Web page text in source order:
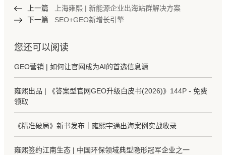
上一篇
上海雍熙 | 新能源企业出海站群解决方案
下一篇
SEO+GEO新增长引擎
您还可以阅读
GEO营销 | 如何让官网成为AI的首选信息源
雍熙出品 | 《答案型官网GEO升级白皮书(2026)》144P - 免费
领取
《精准破局》新书发布｜雍熙宇通出海案例实战收录
雍熙签约江南生态 | 中国环保领域典型隐形冠军企业之一